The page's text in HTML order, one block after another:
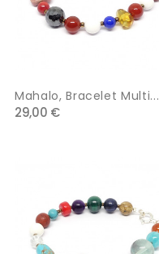
Mahalo, Bracelet Multi...
29,00 €